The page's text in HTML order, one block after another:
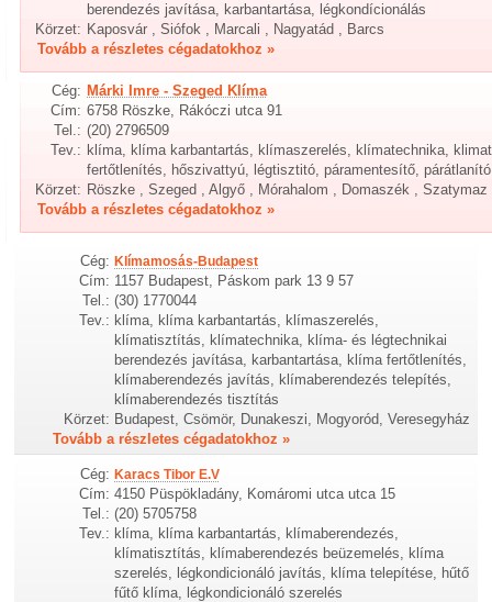
berendezés javítása, karbantartása, légkondícionálás
Körzet: Kaposvár , Siófok , Marcali , Nagyatád , Barcs
Tovább a részletes cégadatokhoz »
Cég: Márki Imre - Szeged Klíma
Cím: 6758 Röszke, Rákóczi utca 91
Tel.: (20) 2796509
Tev.: klíma, klíma karbantartás, klímaszerelés, klímatechnika,
fertőtlenítés, hőszivattyú, légtisztitó, páramentesítő, párátlanító
Körzet: Röszke , Szeged , Algyő , Mórahalom , Domaszék , Szatymaz
Tovább a részletes cégadatokhoz »
Cég: Klímamosás-Budapest
Cím: 1157 Budapest, Páskom park 13 9 57
Tel.: (30) 1770044
Tev.: klíma, klíma karbantartás, klímaszerelés,
klímatisztítás, klímatechnika, klíma- és légtechnikai
berendezés javítása, karbantartása, klíma fertőtlenítés,
klímaberendezés javítás, klímaberendezés telepítés,
klímaberendezés tisztítás
Körzet: Budapest, Csömör, Dunakeszi, Mogyoród, Veresegyház
Tovább a részletes cégadatokhoz »
Cég: Karacs Tibor E.V
Cím: 4150 Püspökladány, Komáromi utca utca 15
Tel.: (20) 5705758
Tev.: klíma, klíma karbantartás, klímaberendezés,
klímatisztítás, klímaberendezés beüzemelés, klíma
szerelés, légkondicionáló javítás, klíma telepítése, hűtő
fűtő klíma, légkondicionáló szerelés